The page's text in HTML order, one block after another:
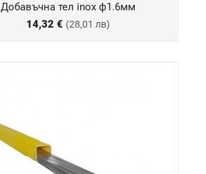
Добавъчна тел inox ф1.6мм
14,32 € (28,01 лв)